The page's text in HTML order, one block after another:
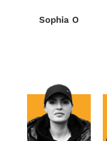
Sophia O